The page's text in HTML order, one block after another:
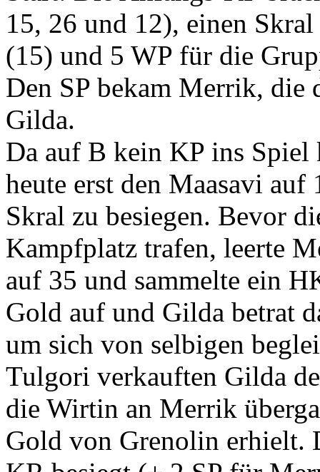
15, 26 und 12), einen
(15) und 5 WP für die
Den SP bekam Merrik, die
Gilda.
Da auf B kein KP ins Spiel
heute erst den Maasavi auf
Skral zu besiegen. Bevor
Kampfplatz trafen, leerte
auf 35 und sammelte ein
Gold auf und Gilda betrat
um sich von selbigen
Tulgori verkauften Gilda
die Wirtin an Merrik
Gold von Grenolin erhielt.